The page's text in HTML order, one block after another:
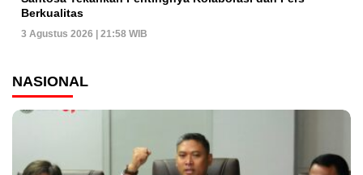
Berkualitas
3 Agustus 2026 | 21:58 WIB
NASIONAL